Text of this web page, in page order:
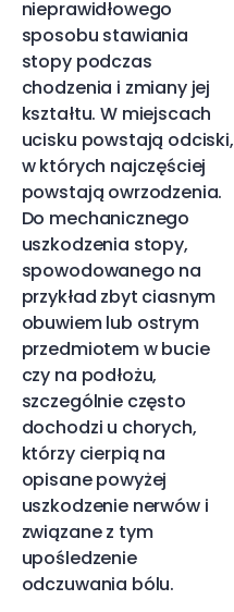
nieprawidłowego
sposobu stawiania
stopy podczas
chodzenia i zmiany jej
kształtu. W miejscach
ucisku powstają odciski,
w których najczęściej
powstają owrzodzenia.
Do mechanicznego
uszkodzenia stopy,
spowodowanego na
przykład zbyt ciasnym
obuwiem lub ostrym
przedmiotem w bucie
czy na podłożu,
szczególnie często
dochodzi u chorych,
którzy cierpią na
opisane powyżej
uszkodzenie nerwów i
związane z tym
upośledzenie
odczuwania bólu.